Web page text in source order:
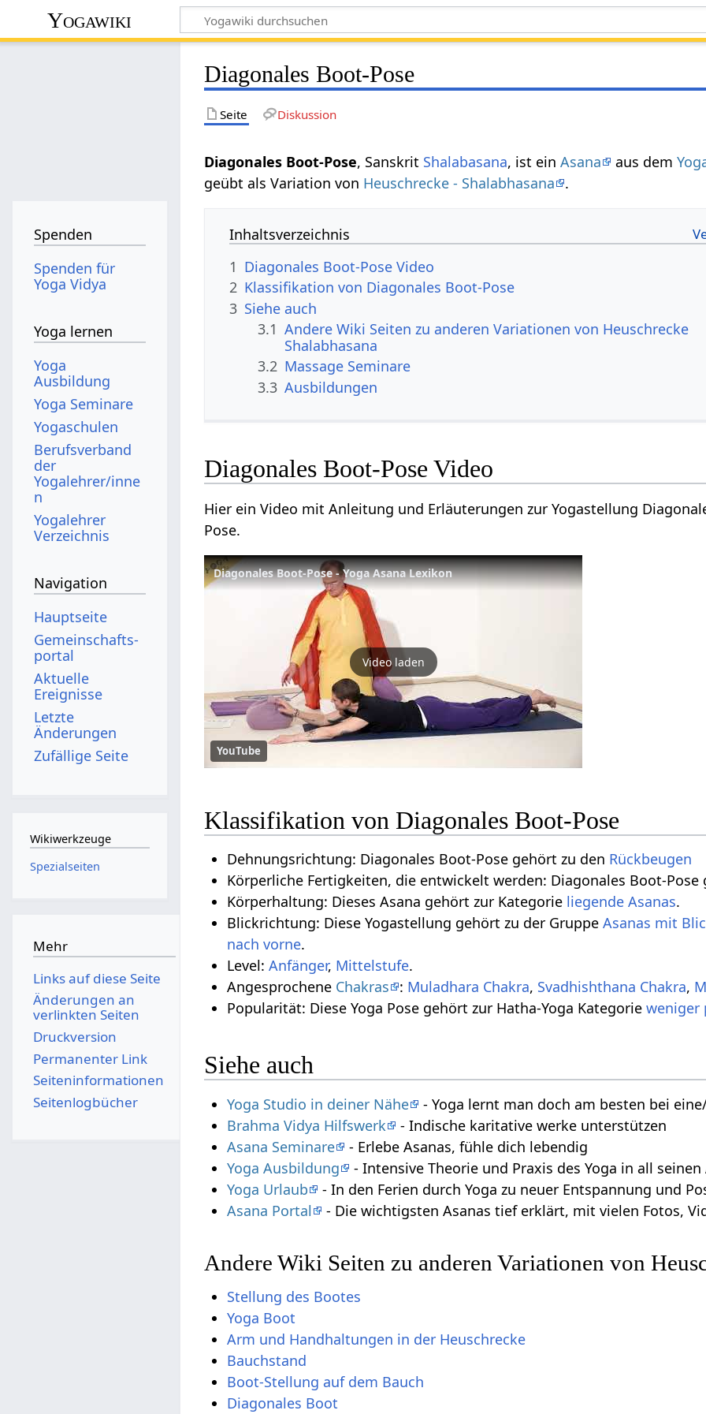
Yogawiki
Diagonales Boot-Pose
Seite Diskussion
Diagonales Boot-Pose, Sanskrit Shalabasana, ist einAsana aus dem
geübt als Variation von Heuschrecke - Shalabhasana .
Inhaltsverzeichnis
1 Diagonales Boot-Pose Video
2 Klassifikation von Diagonales Boot-Pose
3 Siehe auch
3.1 Andere Wiki Seiten zu anderen Variationen von Heuschrecke
Shalabhasana
3.2 Massage Seminare
3.3 Ausbildungen
Diagonales Boot-Pose Video
Hier ein Video mit Anleitung und Erläuterungen zur Yogastellung
Pose.
Diagonales Boot-Pose - Yoga Asana Lexikon
Video laden
YouTube
Klassifikation von Diagonales Boot-Pose
Dehnungsrichtung: Diagonales Boot-Pose gehört zu den Rückbeugen
Körperliche Fertigkeiten, die entwickelt werden: Diagonales Boot-Pose
Körperhaltung: Dieses Asana gehört zur Kategorie liegende Asanas.
Blickrichtung: Diese Yogastellung gehört zu der GruppeAsanas mit
nach vorne.
Level:Anfänger, Mittelstufe.
Angesprochene Chakras : Muladhara Chakra, Svadhishthana Chakra,
Popularität: Diese Yoga Pose gehört zur Hatha-Yoga Kategorieweniger
Siehe auch
Yoga Studio in deiner Nähe
- Yoga lernt man doch am besten bei
Brahma Vidya Hilfswerk
- Indische karitative werke unterstützen
Asana Seminare
- Erlebe Asanas, fühle dich lebendig
Yoga Ausbildung
- Intensive Theorie und Praxis des Yoga in all seinen
Yoga Urlaub
- In den Ferien durch Yoga zu neuer Entspannung und
Asana Portal
- Die wichtigsten Asanas tief erklärt, mit vielen Fotos,
Andere Wiki Seiten zu anderen Variationen von
Stellung des Bootes
Yoga Boot
Arm und Handhaltungen in der Heuschrecke
Bauchstand
Boot-Stellung auf dem Bauch
Diagonales Boot
Spenden
Spenden für
Yoga Vidya
Yoga lernen
Yoga
Ausbildung
Yoga Seminare
Yogaschulen
Berufsverband
der
Yogalehrer/inne
n
Yogalehrer
Verzeichnis
Navigation
Hauptseite
Gemeinschafts­
portal
Aktuelle
Ereignisse
Letzte
Änderungen
Zufällige Seite
Wikiwerkzeuge
Spezialseiten
Mehr
Links auf diese Seite
Änderungen an
verlinkten Seiten
Druckversion
Permanenter Link
Seiten­­informationen
Seitenlogbücher